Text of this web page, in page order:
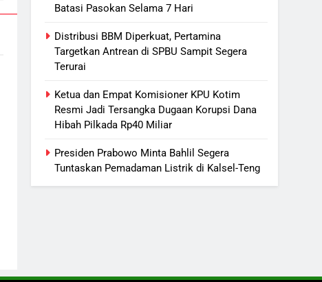
Batasi Pasokan Selama 7 Hari
Distribusi BBM Diperkuat, Pertamina
Targetkan Antrean di SPBU Sampit Segera
Terurai
Ketua dan Empat Komisioner KPU Kotim
Resmi Jadi Tersangka Dugaan Korupsi Dana
Hibah Pilkada Rp40 Miliar
Presiden Prabowo Minta Bahlil Segera
Tuntaskan Pemadaman Listrik di Kalsel-Teng
Dipakai Warga Indonesia, Ada
hingga Doraemon
Palangka Raya
ECONOMY
Manajemen FEB UPR Cetak
Lulusan Siap Kerja Melalui
ECONOMY
Tetap Jalan